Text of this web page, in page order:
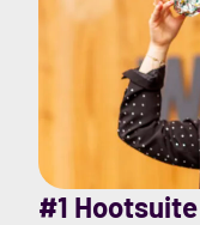
#1 Hootsuite